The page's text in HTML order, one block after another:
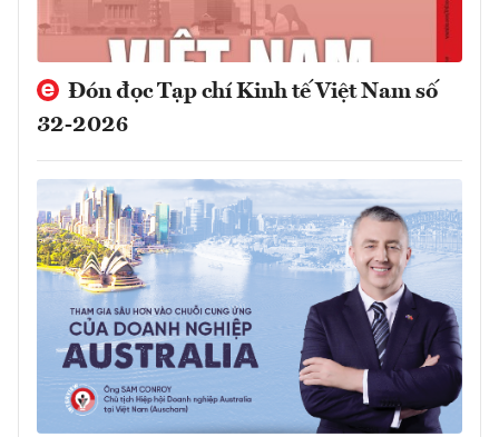
Đón đọc Tạp chí Kinh tế Việt Nam số
32-2026